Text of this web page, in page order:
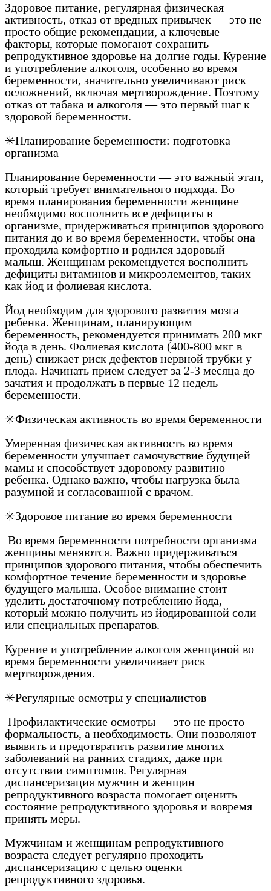
Здоровое питание, регулярная физическая
активность, отказ от вредных привычек — это не
просто общие рекомендации, а ключевые
факторы, которые помогают сохранить
репродуктивное здоровье на долгие годы. Курение
и употребление алкоголя, особенно во время
беременности, значительно увеличивают риск
осложнений, включая мертворождение. Поэтому
отказ от табака и алкоголя — это первый шаг к
здоровой беременности.
✳️Планирование беременности: подготовка
организма
Планирование беременности — это важный этап,
который требует внимательного подхода. Во
время планирования беременности женщине
необходимо восполнить все дефициты в
организме, придерживаться принципов здорового
питания до и во время беременности, чтобы она
проходила комфортно и родился здоровый
малыш. Женщинам рекомендуется восполнить
дефициты витаминов и микроэлементов, таких
как йод и фолиевая кислота.
Йод необходим для здорового развития мозга
ребенка. Женщинам, планирующим
беременность, рекомендуется принимать 200 мкг
йода в день. Фолиевая кислота (400-800 мкг в
день) снижает риск дефектов нервной трубки у
плода. Начинать прием следует за 2-3 месяца до
зачатия и продолжать в первые 12 недель
беременности.
✳️Физическая активность во время беременности
Умеренная физическая активность во время
беременности улучшает самочувствие будущей
мамы и способствует здоровому развитию
ребенка. Однако важно, чтобы нагрузка была
разумной и согласованной с врачом.
✳️Здоровое питание во время беременности
Во время беременности потребности организма
женщины меняются. Важно придерживаться
принципов здорового питания, чтобы обеспечить
комфортное течение беременности и здоровье
будущего малыша. Особое внимание стоит
уделить достаточному потреблению йода,
который можно получить из йодированной соли
или специальных препаратов.
Курение и употребление алкоголя женщиной во
время беременности увеличивает риск
мертворождения.
✳️Регулярные осмотры у специалистов
Профилактические осмотры — это не просто
формальность, а необходимость. Они позволяют
выявить и предотвратить развитие многих
заболеваний на ранних стадиях, даже при
отсутствии симптомов. Регулярная
диспансеризация мужчин и женщин
репродуктивного возраста помогает оценить
состояние репродуктивного здоровья и вовремя
принять меры.
Мужчинам и женщинам репродуктивного
возраста следует регулярно проходить
диспансеризацию с целью оценки
репродуктивного здоровья.